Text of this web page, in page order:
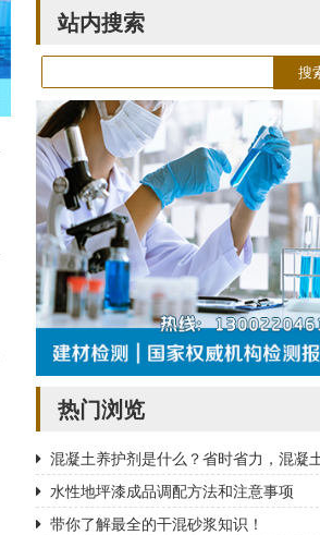
站内搜索
热门浏览
混凝土养护剂是什么？省时省力，混凝
水性地坪漆成品调配方法和注意事项
带你了解最全的干混砂浆知识！